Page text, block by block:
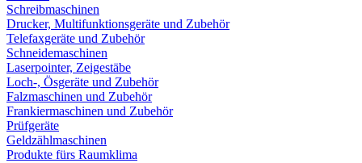
Schreibmaschinen
Drucker, Multifunktionsgeräte und Zubehör
Telefaxgeräte und Zubehör
Schneidemaschinen
Laserpointer, Zeigestäbe
Loch-, Ösgeräte und Zubehör
Falzmaschinen und Zubehör
Frankiermaschinen und Zubehör
Prüfgeräte
Geldzählmaschinen
Produkte fürs Raumklima